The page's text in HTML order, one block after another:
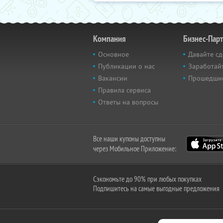
Компания
Основное
Публикации о нас
Вакансии
Правила сервиса
Ответы на вопросы
Бизнес-
Давайте
Все наши купоны доступны
через Мобильное Приложение:
Сэкономьте до 90% при любых покупках
Подпишитесь на самые выгодные предложения